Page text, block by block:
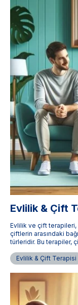
Evlilik & Çift
Evlilik ve çift terapileri,
çiftlerin arasındaki
türleridir. Bu terapiler,
getirmelerine
bir yanındaki uzman
Evlilik & Çift Terapisi